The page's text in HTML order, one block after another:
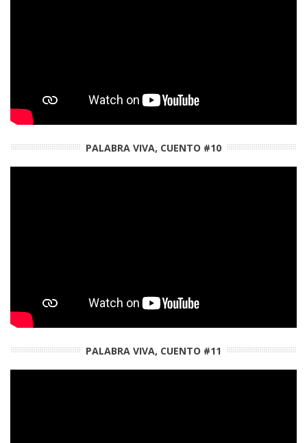
PALABRA VIVA, CUENTO #10
PALABRA VIVA, CUENTO #11